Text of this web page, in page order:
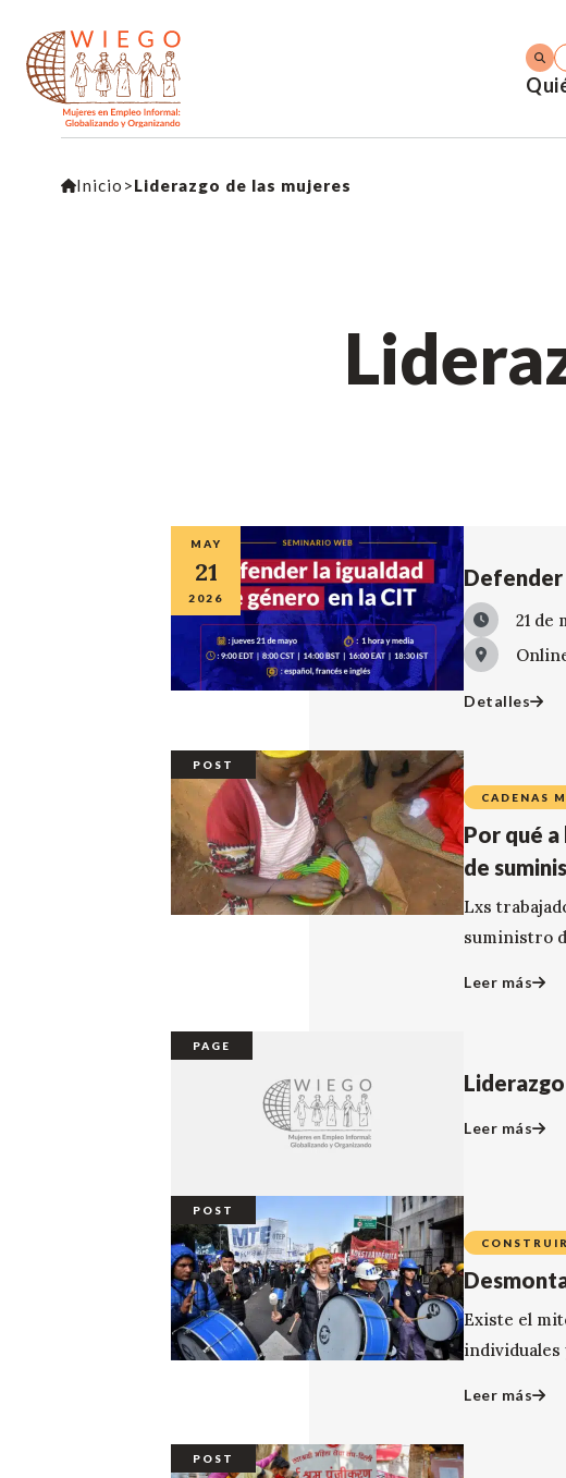
Inicio >Liderazgo de las mujeres
MAY
21
2026
Defender
21 de
Detalles
POST
CADENAS
Por qué
de
Lxs
suministro
Leer más
PAGE
Leer más
POST
Existe el
individuales
Leer más
POST